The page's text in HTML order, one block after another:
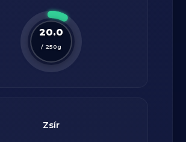
20.0
/ 250g
Zsír